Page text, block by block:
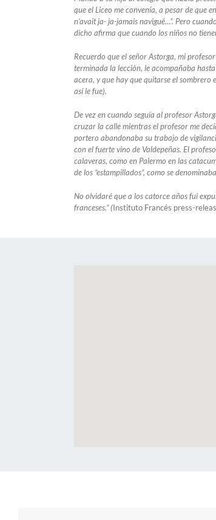
que el Liceo me convenía, a pesar de que
n’avait ja- ja-jamais navigué…”. Pero
dicho afirma que cuando los niños no
Recuerdo que el señor Astorga, mi
terminada la lección, le acompañaba
acera, y que hay que quitarse el sombrero
así le fue).
De vez en cuando seguía al profesor
cruzar la calle mientras el profesor me
portero abandonaba su trabajo de
con el fuerte vino de Valdepeñas. El
calaveras, como en Palermo en las
de los “estampillados”, como se
No olvidaré que a los catorce años fui
franceses.” (Instituto Francés press-